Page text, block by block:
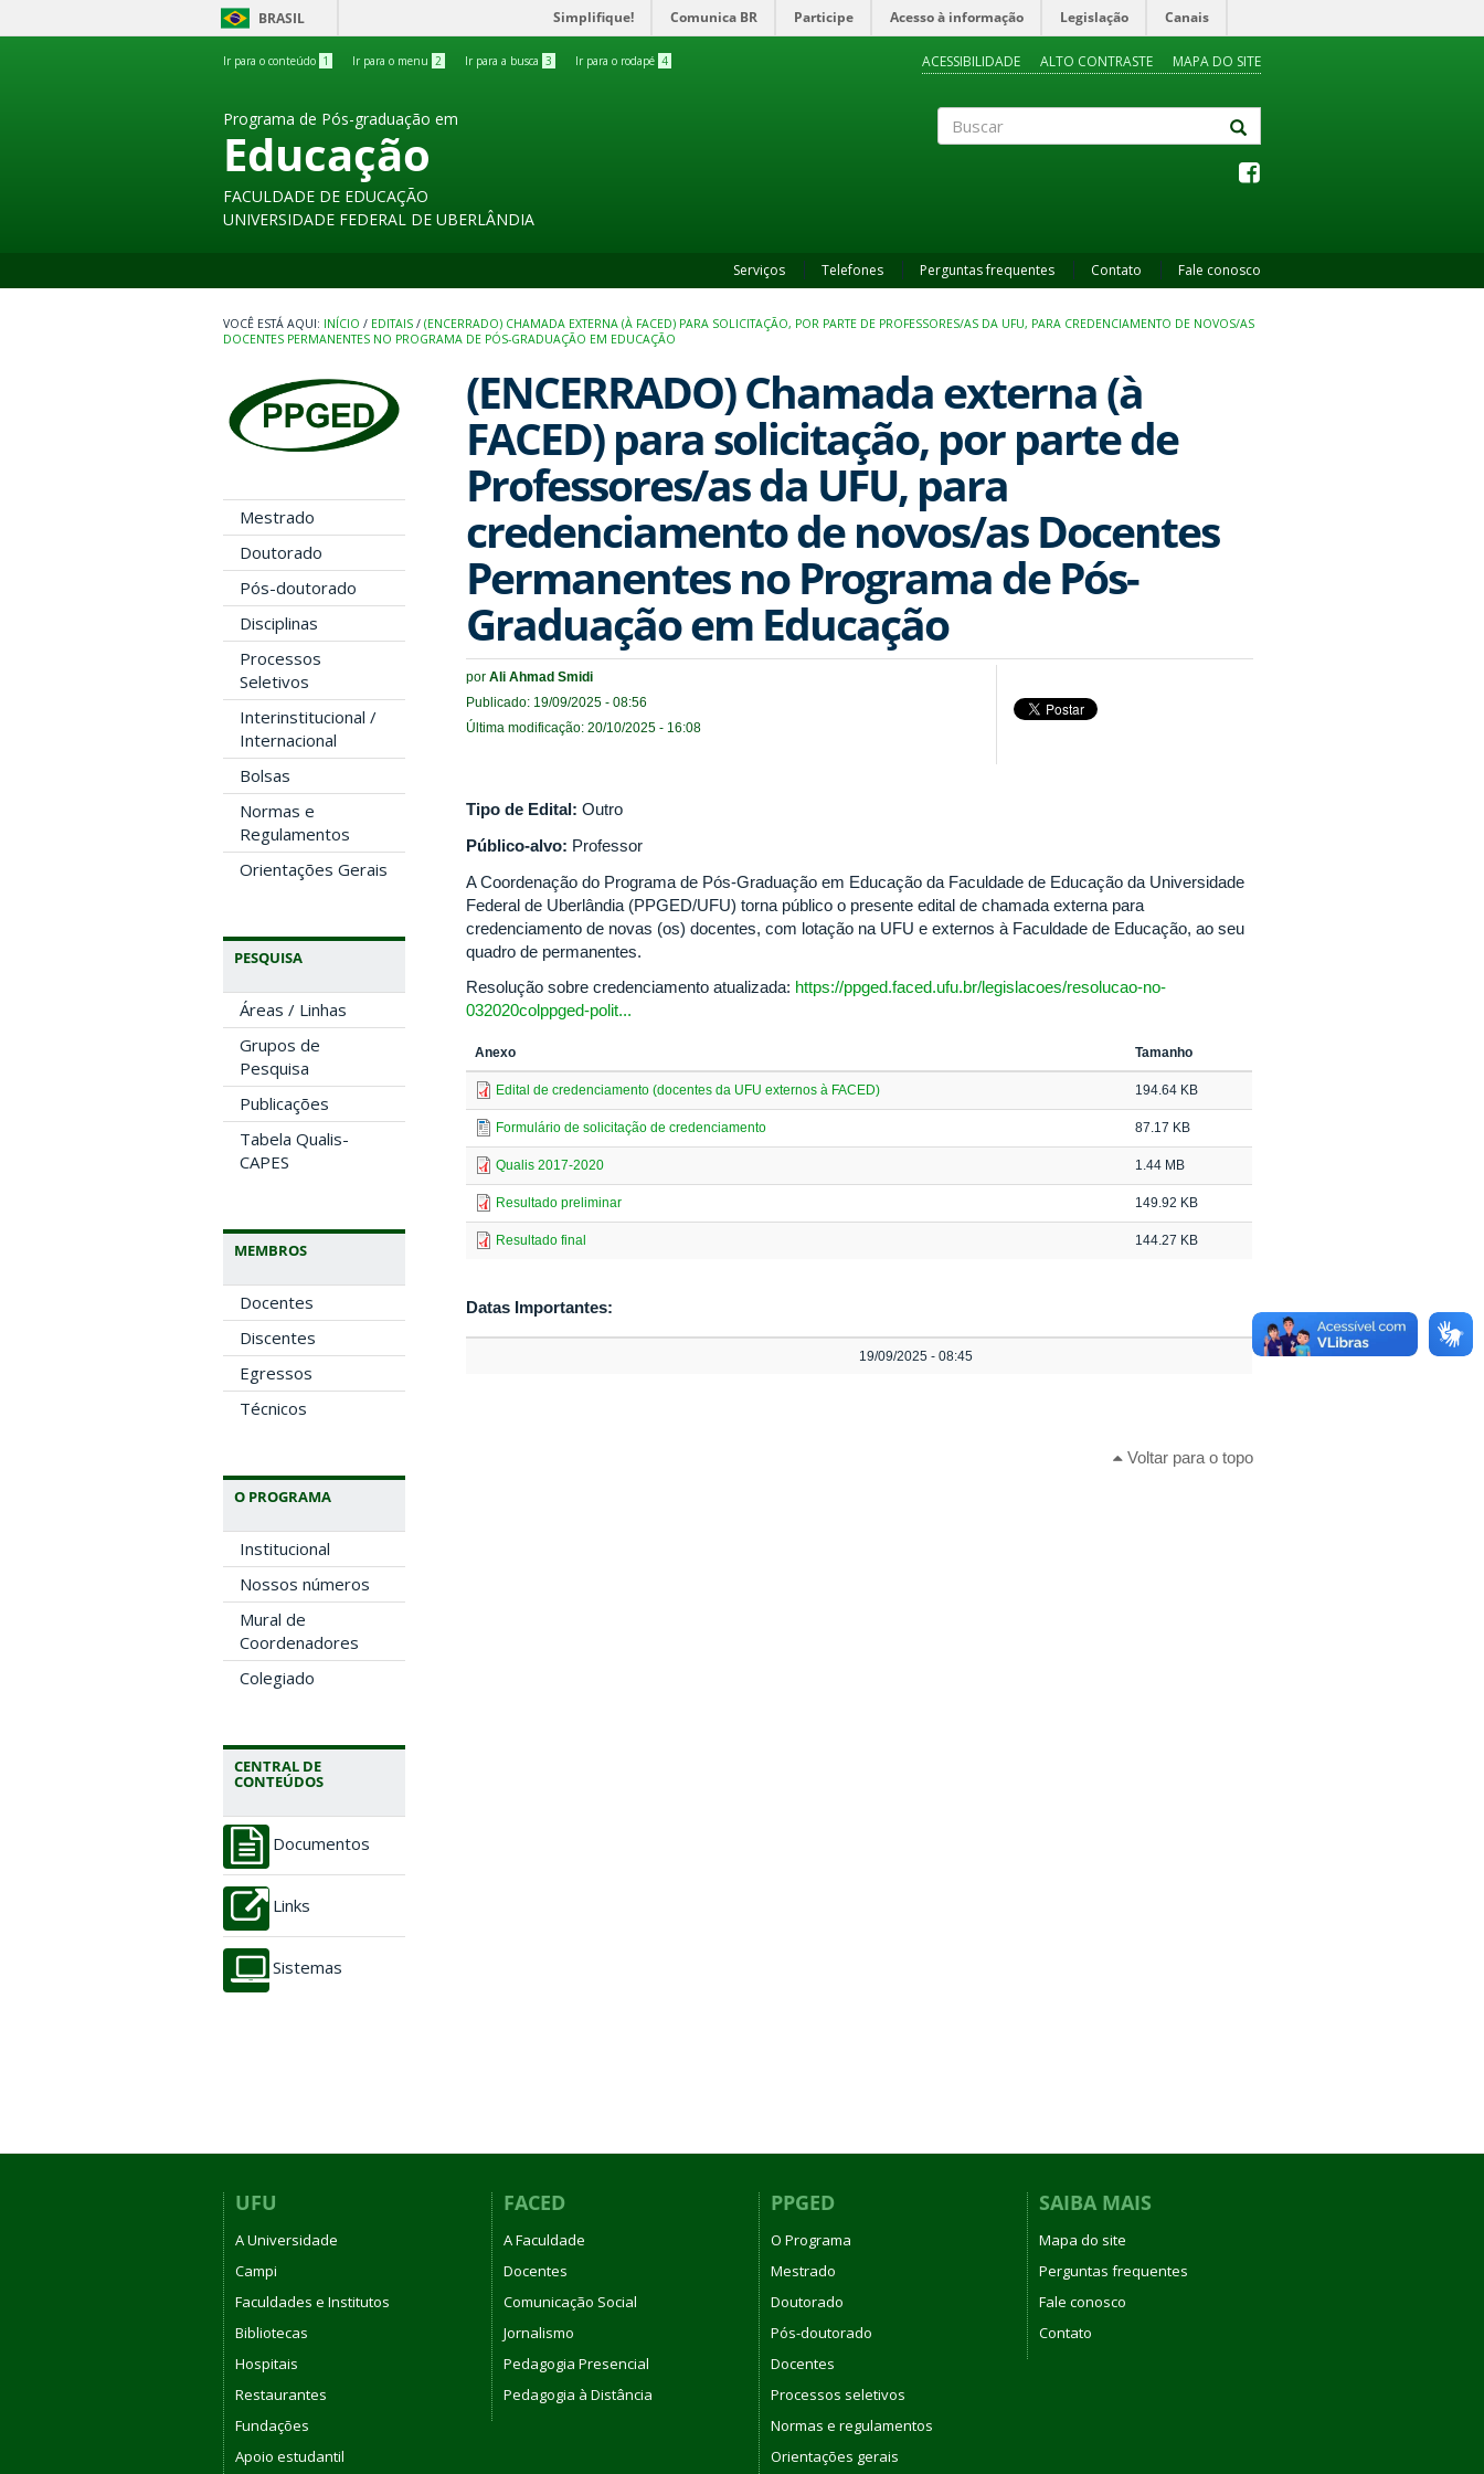
BRASIL Simplifique! Comunica BR Participe Acesso à informação Legislação Canais
Ir para o conteúdo 1 Ir para o menu 2 Ir para a busca 3 Ir para o rodapé 4 ACESSIBILIDADE ALTO CONTRASTE MAPA DO SITE
Programa de Pós-graduação em
Educação
FACULDADE DE EDUCAÇÃO
UNIVERSIDADE FEDERAL DE UBERLÂNDIA
Serviços Telefones Perguntas frequentes Contato Fale conosco
INÍCIO / EDITAIS / (ENCERRADO) CHAMADA EXTERNA (À FACED) PARA SOLICITAÇÃO, POR PARTE DE PROFESSORES/AS DA UFU, PARA CREDENCIAMENTO DE NOVOS/AS
DOCENTES PERMANENTES NO PROGRAMA DE PÓS-GRADUAÇÃO EM EDUCAÇÃO
Mestrado
Doutorado
Pós-doutorado
Disciplinas
Processos
Seletivos
Interinstitucional /
Internacional
Bolsas
Normas e
Regulamentos
Orientações Gerais
PESQUISA
Áreas / Linhas
Grupos de
Pesquisa
Publicações
Tabela Qualis-
CAPES
MEMBROS
Docentes
Discentes
Egressos
Técnicos
O PROGRAMA
Institucional
Nossos números
Mural de
Coordenadores
Colegiado
CENTRAL DE
CONTEÚDOS
Documentos
Links
Sistemas
(ENCERRADO) Chamada externa (à
FACED) para solicitação, por parte de
Professores/as da UFU, para
credenciamento de novos/as Docentes
Permanentes no Programa de Pós-
Graduação em Educação
por Ali Ahmad Smidi
Publicado: 19/09/2025 - 08:56
Última modificação: 20/10/2025 - 16:08
Tipo de Edital: Outro
Público-alvo: Professor
A Coordenação do Programa de Pós-Graduação em Educação da Faculdade de Educação da Universidade
Federal de Uberlândia (PPGED/UFU) torna público o presente edital de chamada externa para
credenciamento de novas (os) docentes, com lotação na UFU e externos à Faculdade de Educação, ao seu
quadro de permanentes.
Resolução sobre credenciamento atualizada: https://ppged.faced.ufu.br/legislacoes/resolucao-no-
032020colppged-polit...
Anexo Tamanho
Edital de credenciamento (docentes da UFU externos à FACED) 194.64 KB
Formulário de solicitação de credenciamento 87.17 KB
Qualis 2017-2020 1.44 MB
Resultado preliminar 149.92 KB
Resultado final 144.27 KB
Datas Importantes:
19/09/2025 - 08:45
Voltar para o topo
UFU
A Universidade
Campi
Faculdades e Institutos
Bibliotecas
Hospitais
Restaurantes
Fundações
Apoio estudantil
FACED
A Faculdade
Docentes
Comunicação Social
Jornalismo
Pedagogia Presencial
Pedagogia à Distância
PPGED
O Programa
Mestrado
Doutorado
Pós-doutorado
Docentes
Processos seletivos
Normas e regulamentos
Orientações gerais
SAIBA MAIS
Mapa do site
Perguntas frequentes
Fale conosco
Contato